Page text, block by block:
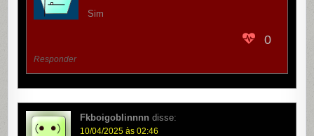
Sim
0
Responder
Fkboigoblinnnn disse:
10/04/2025 às 02:46